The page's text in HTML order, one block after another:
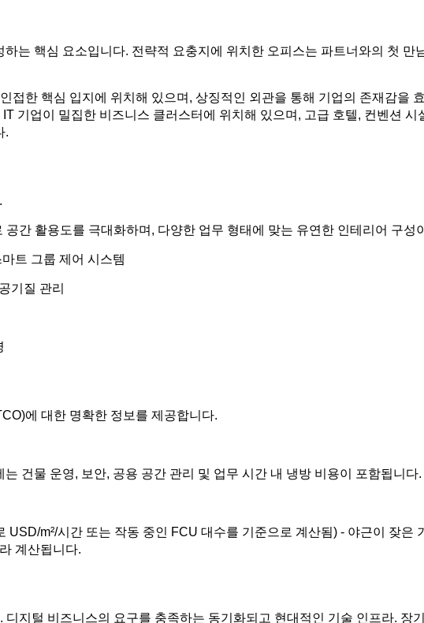
는 핵심 요소입니다. 전략적 요충지에 위치한 오피스는 파트너와의 첫 만
접한 핵심 입지에 위치해 있으며, 상징적인 외관을 통해 기업의 존재감을
기업이 밀집한 비즈니스 클러스터에 위치해 있으며, 고급 호텔, 컨벤션 시
.
공간 활용도를 극대화하며, 다양한 업무 형태에 맞는 유연한 인테리어 구성
트 그룹 제어 시스템
기질 관리
에 대한 명확한 정보를 제공합니다.
건물 운영, 보안, 공용 공간 관리 및 업무 시간 내 냉방 비용이 포함됩니다.
m²/시간 또는 작동 중인 FCU 대수를 기준으로 계산됨) - 야근이 잦은
계산됩니다.
지털 비즈니스의 요구를 충족하는 동기화되고 현대적인 기술 인프라. 장